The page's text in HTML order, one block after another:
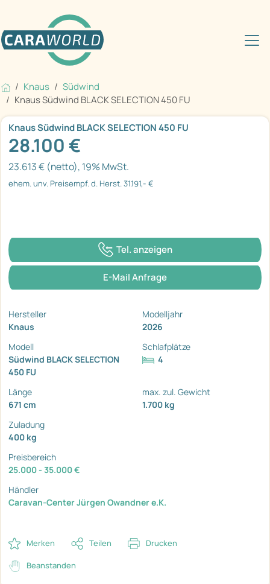
Knaus
Südwind
Knaus Südwind BLACK SELECTION 450 FU
Knaus Südwind BLACK SELECTION 450 FU
28.100 €
23.613 € (netto), 19% MwSt.
ehem. unv. Preisempf. d. Herst. 31.191,- €
Tel. anzeigen
E-Mail Anfrage
Hersteller
Knaus
Modelljahr
2026
Modell
Südwind BLACK SELECTION
450 FU
Schlafplätze
4
Länge
671 cm
max. zul. Gewicht
1.700 kg
Zuladung
400 kg
Preisbereich
25.000 - 35.000 €
Händler
Caravan-Center Jürgen Owandner e.K.
Merken Teilen Drucken
Beanstanden